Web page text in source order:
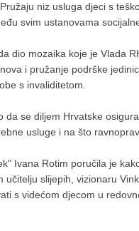
niz usluga djeci s
svim ustanovama
dio mozaika koje je Vlada
i pružanje podrške
s invaliditetom.
da se diljem Hrvatske
usluge i na što
Ivana Rotim poručila je
učitelju slijepih, vizionaru
s videćom djecom u